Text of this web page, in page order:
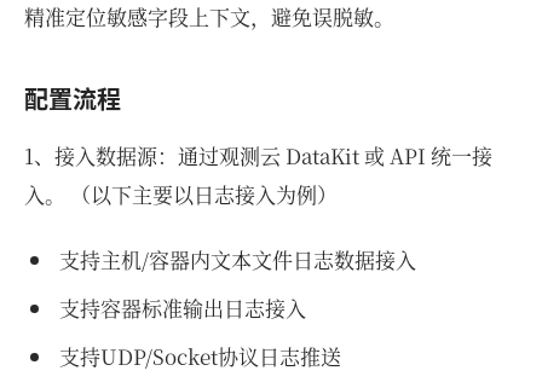
精准定位敏感字段上下文，避免误脱敏。
配置流程
1、接入数据源：通过观测云 DataKit 或 API 统一接
入。 （以下主要以日志接入为例）
支持主机/容器内文本文件日志数据接入
支持容器标准输出日志接入
支持UDP/Socket协议日志推送